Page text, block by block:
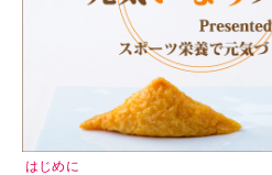
はじめに